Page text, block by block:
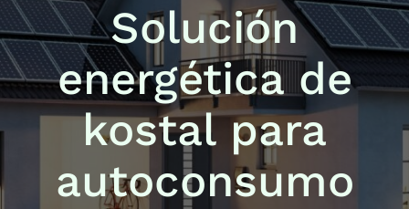
Solución
energética de
kostal para
autoconsumo